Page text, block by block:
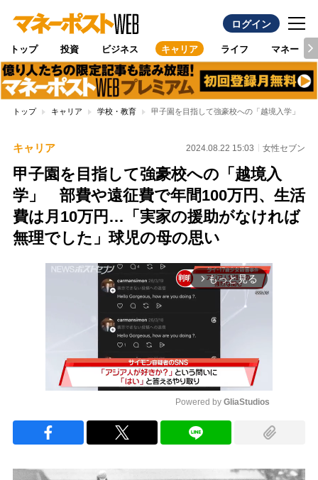
ログイン
トップ 投資 ビジネス キャリア ライフ マネー
トップ キャリア 学校・教育 甲子園を目指して強豪校への「越境入学」 部
キャリア 2024.08.22 15:03 女性セブン
甲子園を目指して強豪校への「越境入
学」 部費や遠征費で年間100万円、生活
費は月10万円…「実家の援助がなければ
無理でした」球児の母の思い
arrow_forward_ios もっと見る
Powered by GliaStudios